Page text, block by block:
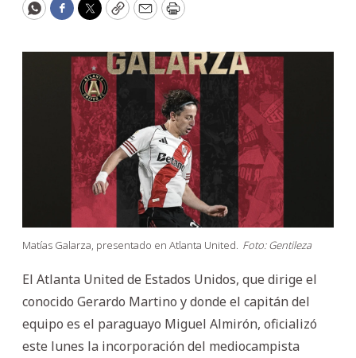
WhatsApp
Facebook
Twitter
CopyEmailPrint
Matías Galarza, presentado en Atlanta United. Foto: Gentileza
El Atlanta United de Estados Unidos, que dirige el
conocido Gerardo Martino y donde el capitán del
equipo es el paraguayo Miguel Almirón, oficializó
este lunes la incorporación del mediocampista